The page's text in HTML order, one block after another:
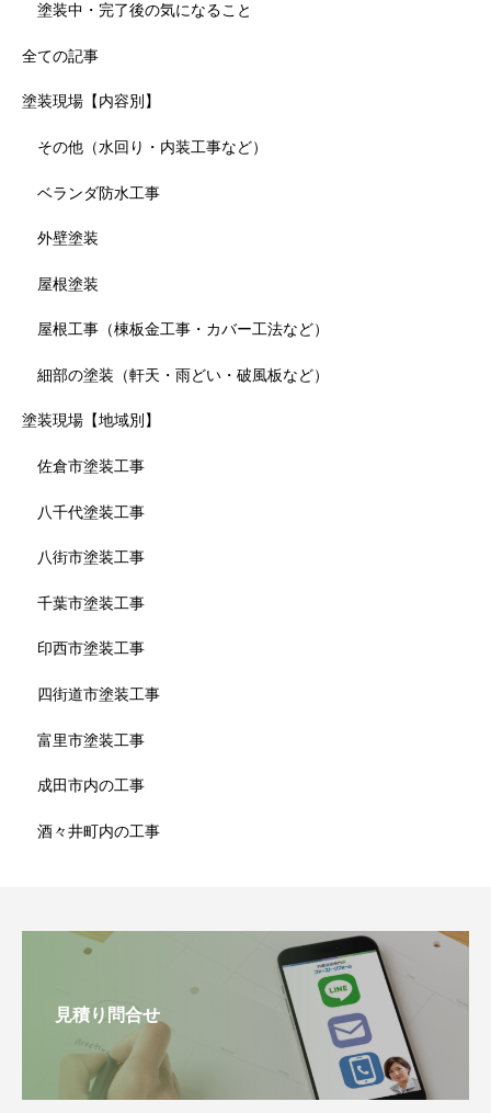
塗装中・完了後の気になること
全ての記事
塗装現場【内容別】
その他（水回り・内装工事など）
ベランダ防水工事
外壁塗装
屋根塗装
屋根工事（棟板金工事・カバー工法など）
細部の塗装（軒天・雨どい・破風板など）
塗装現場【地域別】
佐倉市塗装工事
八千代塗装工事
八街市塗装工事
千葉市塗装工事
印西市塗装工事
四街道市塗装工事
富里市塗装工事
成田市内の工事
酒々井町内の工事
見積り問合せ